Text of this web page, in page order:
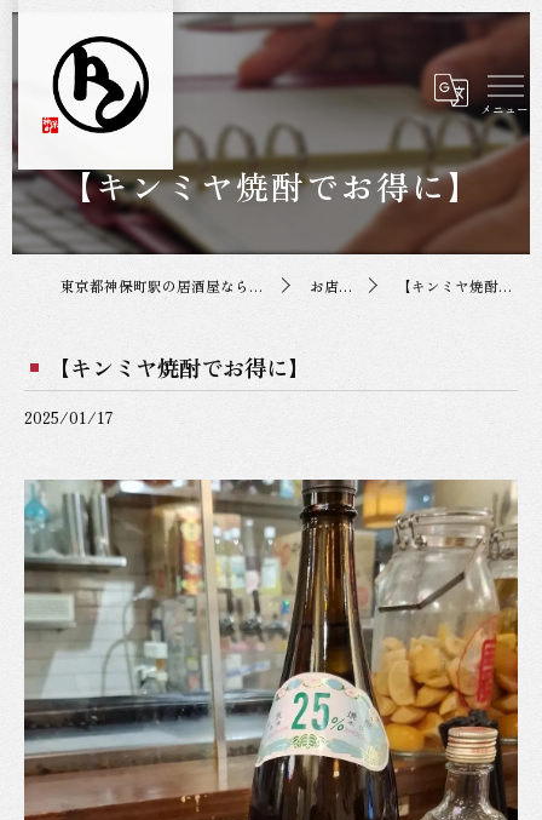
【キンミヤ焼酎でお得に】
東京都神保町駅の居酒屋なら神保町トンちゃん お店の投稿 【キンミヤ焼酎でお得に】
【キンミヤ焼酎でお得に】
2025/01/17